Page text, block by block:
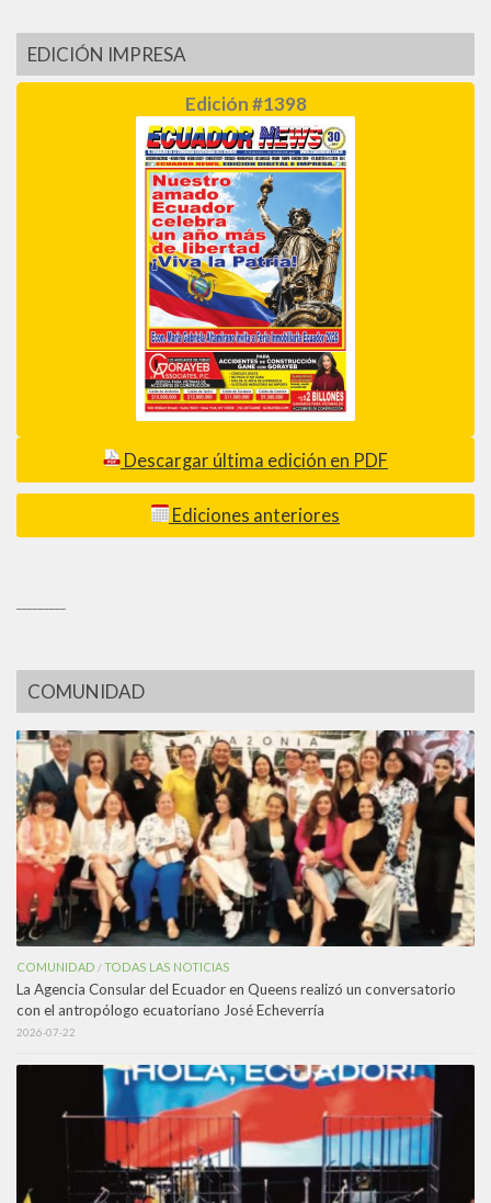
EDICIÓN IMPRESA
Edición #1398
Descargar última edición en PDF
Ediciones anteriores
COMUNIDAD
COMUNIDAD /TODAS LAS NOTICIAS
La Agencia Consular del Ecuador en Queens realizó un conversatorio
con el antropólogo ecuatoriano José Echeverría
2026-07-22